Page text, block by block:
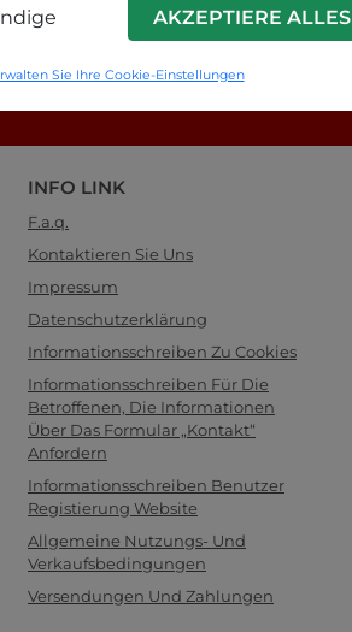
AKZEPTIERE ALLES
Sie Ihre Cookie-Einstellungen
INFO LINK
F.a.q.
Kontaktieren Sie Uns
Impressum
Datenschutzerklärung
Informationsschreiben Zu Cookies
Informationsschreiben Für Die
Betroffenen, Die Informationen
Über Das Formular „Kontakt“
Anfordern
Informationsschreiben Benutzer
Registierung Website
Allgemeine Nutzungs- Und
Verkaufsbedingungen
Versendungen Und Zahlungen